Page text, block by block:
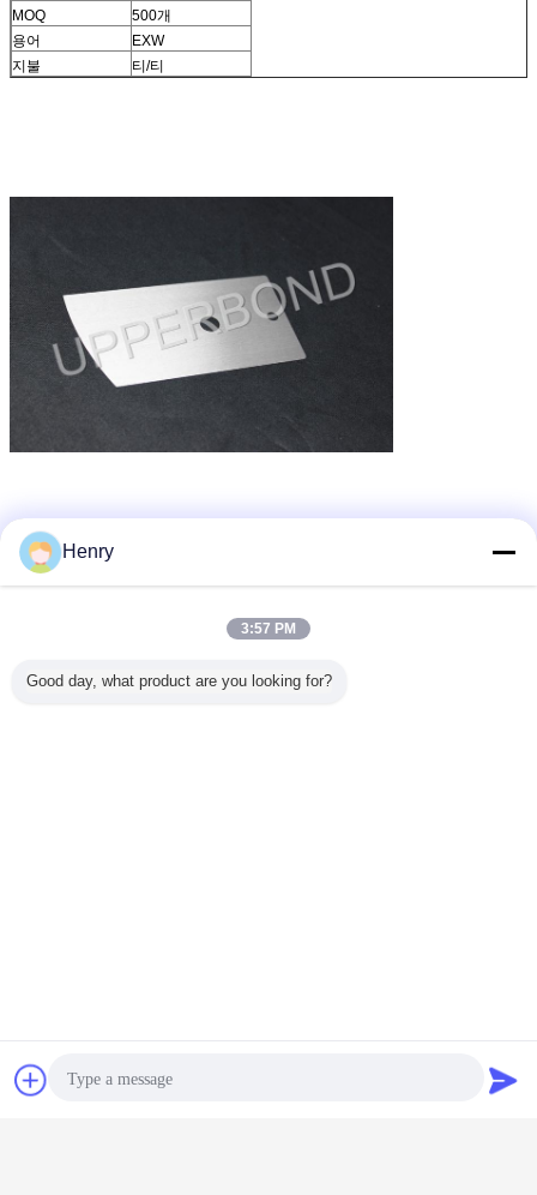
MOQ
500개
용어
EXW
지불
티/티
꼬리표:
가장 저렴 한 가격 으로
주문을 받아서 만들어진 크기 담배 기
계는 담배 막대 절단 칼을 분해합니다
잡담
언어를 바꾸십시오
Henry
3:57 PM
Good day, what product are you looking for?